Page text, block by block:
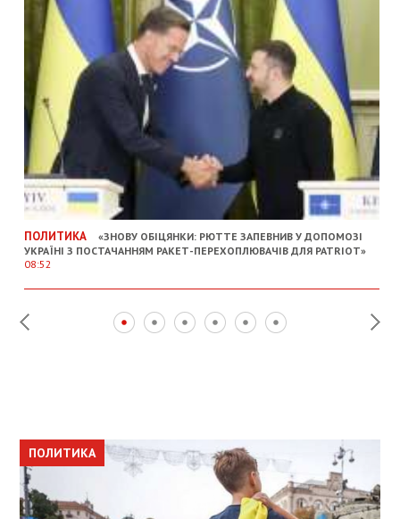
ПОЛИТИКА
«ЗНОВУ ОБІЦЯНКИ: РЮТТЕ ЗАПЕВНИВ У ДОПОМОЗІ
УКРАЇНІ З ПОСТАЧАННЯМ РАКЕТ-ПЕРЕХОПЛЮВАЧІВ ДЛЯ PATRIOT»
08:52
ПОЛИТИКА
ПОЛИТИКА
ОБЩЕСТВО
ПОЛИТИКА
ЭКОНОМИКА